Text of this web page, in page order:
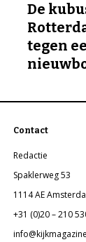
De
tegen
Contact
Redactie
Spaklerweg 53
1114 AE
+31 (0)20 – 210